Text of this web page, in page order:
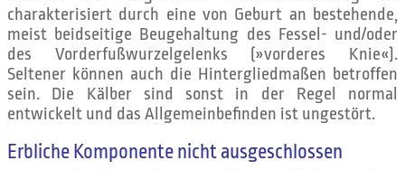
charakterisiert durch eine von Geburt an bestehende,
meist beidseitige Beugehaltung des Fessel- und/oder
des Vorderfußwurzelgelenks (»vorderes Knie«).
Seltener können auch die Hintergliedmaßen betroffen
sein. Die Kälber sind sonst in der Regel normal
entwickelt und das Allgemeinbefinden ist ungestört.
Erbliche Komponente nicht ausgeschlossen